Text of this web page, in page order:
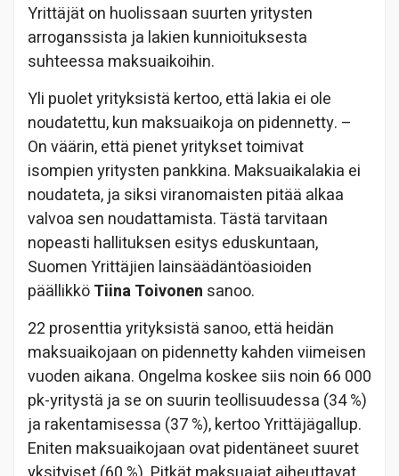
Yrittäjät on huolissaan suurten yritysten
arroganssista ja lakien kunnioituksesta
suhteessa maksuaikoihin.
Yli puolet yrityksistä kertoo, että lakia ei ole
noudatettu, kun maksuaikoja on pidennetty. –
On väärin, että pienet yritykset toimivat
isompien yritysten pankkina. Maksuaikalakia ei
noudateta, ja siksi viranomaisten pitää alkaa
valvoa sen noudattamista. Tästä tarvitaan
nopeasti hallituksen esitys eduskuntaan,
Suomen Yrittäjien lainsäädäntöasioiden
päällikköTiina Toivonen sanoo.
22 prosenttia yrityksistä sanoo, että heidän
maksuaikojaan on pidennetty kahden viimeisen
vuoden aikana. Ongelma koskee siis noin 66 000
pk-yritystä ja se on suurin teollisuudessa (34 %)
ja rakentamisessa (37 %), kertoo Yrittäjägallup.
Eniten maksuaikojaan ovat pidentäneet suuret